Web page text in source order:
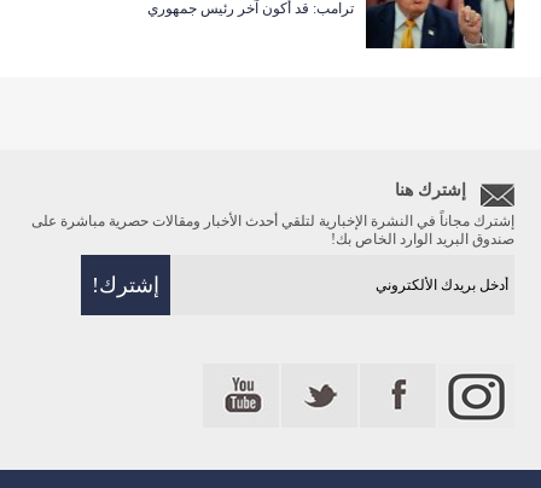
ترامب: قد أكون آخر رئيس جمهوري
إشترك هنا
إشترك مجاناً في النشرة الإخبارية لتلقي أحدث الأخبار ومقالات حصرية مباشرة على
صندوق البريد الوارد الخاص بك!